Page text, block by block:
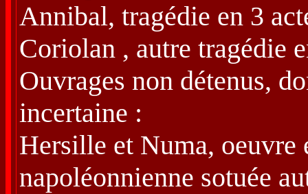
Annibal, tragédie en 3
Coriolan , autre tragédie
Ouvrages non détenus,
incertaine :
Hersille et Numa, oeuvre
napoléonnienne sotuée